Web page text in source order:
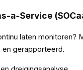
a-Service
laten monitoren?
en gerapporteerd.